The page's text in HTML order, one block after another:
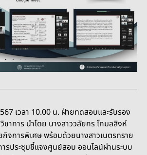
เวลา 10.00 น. ฝ่ายทดสอบและรับรอง
าการ นำโดย นางสาววลัยกร โกมลสิงห์
จการพิเศษ พร้อมด้วยนางสาวเนตรทราย
รประชุมชี้แจงศูนย์สอบ ออนไลน์ผ่านระบบ